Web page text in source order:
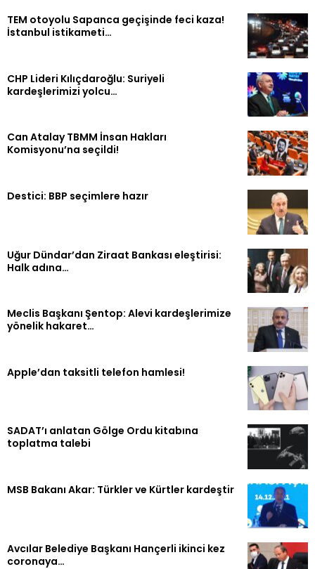
TEM otoyolu Sapanca geçişinde feci kaza!
İstanbul istikameti…
CHP Lideri Kılıçdaroğlu: Suriyeli
kardeşlerimizi yolcu…
Can Atalay TBMM İnsan Hakları
Komisyonu’na seçildi!
Destici: BBP seçimlere hazır
Uğur Dündar’dan Ziraat Bankası eleştirisi:
Halk adına…
Meclis Başkanı Şentop: Alevi kardeşlerimize
yönelik hakaret…
Apple’dan taksitli telefon hamlesi!
SADAT’ı anlatan Gölge Ordu kitabına
toplatma talebi
MSB Bakanı Akar: Türkler ve Kürtler kardeştir
Avcılar Belediye Başkanı Hançerli ikinci kez
coronaya…